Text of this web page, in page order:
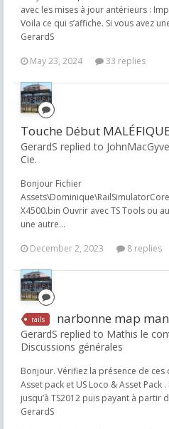
avec les mises à jour antérieurs :
Voila ce qui s’affiche. Si vous avez
GerardS
May 23, 2024
33 replies
Touche Début
GerardS replied to
Cie.
Bonjour Fichier
X4500.bin Ouvrir avec TS Tools ou
une autre...
December 2, 2023
8 replies
rails narbonne map
GerardS replied to Mathis le
Discussions générales
Bonjour. Vérifiez la présence de
Asset pack et US Loco & Asset Pack
jusqu’à TS2012 puis payant à partir
GerardS